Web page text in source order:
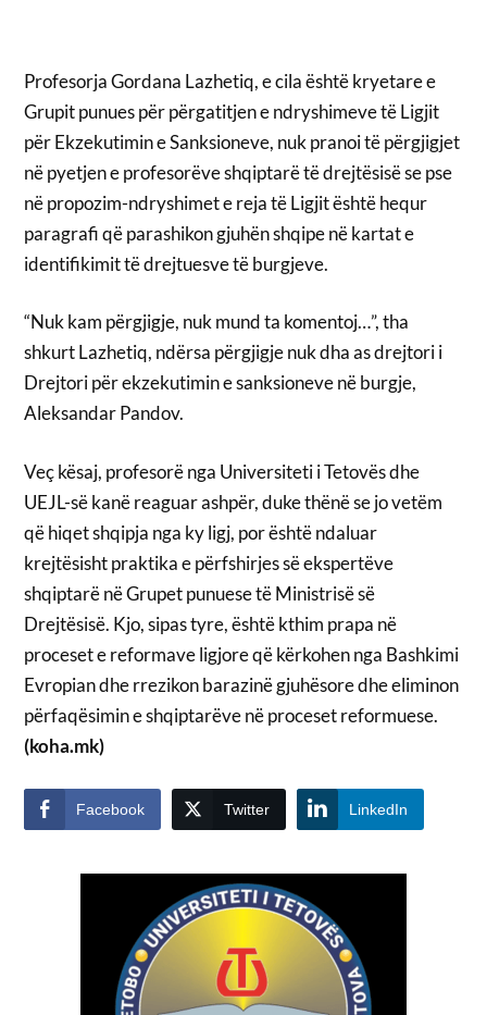
Profesorja Gordana Lazhetiq, e cila është kryetare e
Grupit punues për përgatitjen e ndryshimeve të Ligjit
për Ekzekutimin e Sanksioneve, nuk pranoi të përgjigjet
në pyetjen e profesorëve shqiptarë të drejtësisë se pse
në propozim-ndryshimet e reja të Ligjit është hequr
paragrafi që parashikon gjuhën shqipe në kartat e
identifikimit të drejtuesve të burgjeve.
“Nuk kam përgjigje, nuk mund ta komentoj…”, tha
shkurt Lazhetiq, ndërsa përgjigje nuk dha as drejtori i
Drejtori për ekzekutimin e sanksioneve në burgje,
Aleksandar Pandov.
Veç kësaj, profesorë nga Universiteti i Tetovës dhe
UEJL-së kanë reaguar ashpër, duke thënë se jo vetëm
që hiqet shqipja nga ky ligj, por është ndaluar
krejtësisht praktika e përfshirjes së ekspertëve
shqiptarë në Grupet punuese të Ministrisë së
Drejtësisë. Kjo, sipas tyre, është kthim prapa në
proceset e reformave ligjore që kërkohen nga Bashkimi
Evropian dhe rrezikon barazinë gjuhësore dhe eliminon
përfaqësimin e shqiptarëve në proceset reformuese.
(koha.mk)
Facebook Twitter LinkedIn